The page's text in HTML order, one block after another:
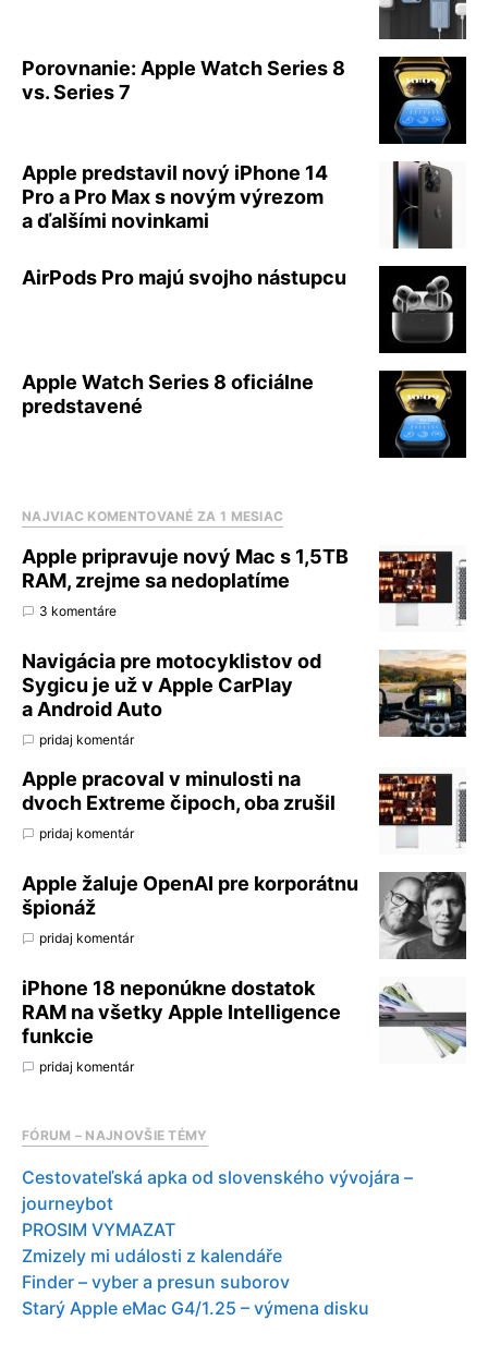
Porovnanie: Apple Watch Series 8
vs. Series 7
Apple predstavil nový iPhone 14
Pro a Pro Max s novým výrezom
a ďalšími novinkami
AirPods Pro majú svojho nástupcu
Apple Watch Series 8 oficiálne
predstavené
NAJVIAC KOMENTOVANÉ ZA 1 MESIAC
Apple pripravuje nový Mac s 1,5TB
RAM, zrejme sa nedoplatíme
3 komentáre
Navigácia pre motocyklistov od
Sygicu je už v Apple CarPlay
a Android Auto
pridaj komentár
Apple pracoval v minulosti na
dvoch Extreme čipoch, oba zrušil
pridaj komentár
Apple žaluje OpenAI pre korporátnu
špionáž
pridaj komentár
iPhone 18 neponúkne dostatok
RAM na všetky Apple Intelligence
funkcie
pridaj komentár
FÓRUM – NAJNOVŠIE TÉMY
Cestovateľská apka od slovenského vývojára –
journeybot
PROSIM VYMAZAT
Zmizely mi události z kalendáře
Finder – vyber a presun suborov
Starý Apple eMac G4/1.25 – výmena disku